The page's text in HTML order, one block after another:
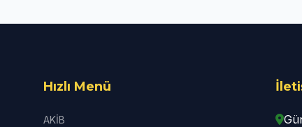
Hızlı Menü
AKİB